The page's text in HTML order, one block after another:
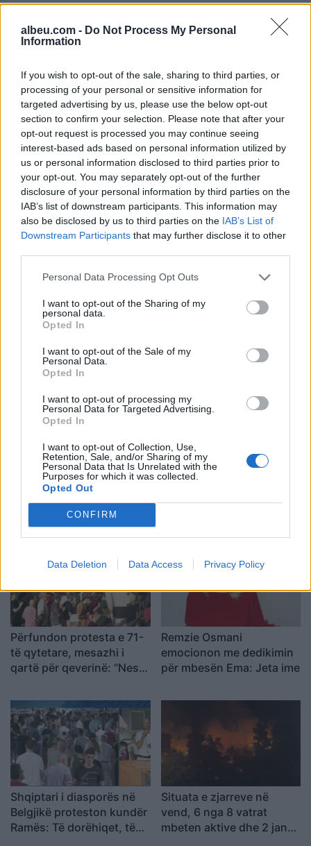
albeu.com - Do Not Process My Personal
Information
If you wish to opt-out of the sale, sharing to third parties, or
processing of your personal or sensitive information for
targeted advertising by us, please use the below opt-out
section to confirm your selection. Please note that after your
opt-out request is processed you may continue seeing
interest-based ads based on personal information utilized by
us or personal information disclosed to third parties prior to
your opt-out. You may separately opt-out of the further
disclosure of your personal information by third parties on the
IAB’s list of downstream participants. This information may
also be disclosed by us to third parties on the IAB’s List of
Downstream Participants that may further disclose it to other
Personal Data Processing Opt Outs
I want to opt-out of the Sharing of my
personal data.
Opted In
I want to opt-out of the Sale of my
Personal Data.
Opted In
I want to opt-out of processing my
Personal Data for Targeted Advertising.
Opted In
I want to opt-out of Collection, Use,
Retention, Sale, and/or Sharing of my
Personal Data that Is Unrelated with the
Purposes for which it was collected.
Opted Out
CONFIRM
Data Deletion Data Access Privacy Policy
Shtuarmë 14.05.2026 19:17
Tags:
meta ,
Rezoluta për integrimin e Shqipërisë
në BE
Këmbimi valutor/ Me sa
blihen e shiten dollari dhe
euro, çfarë ndodh me
monedhat e tjera
Horoskopi 10 Gusht
që favorizohen nga fati
Zelensky rikonfirmon në
Serbi qëndrimin për
Kosovën, deputeti
ukrainas: Gabim
diplomatik, Ukraina duhet
Vihet nën kontroll zjarri në
Përfundon protesta e 71-
të qytetare, mesazhi i
qartë për qeverinë: “Nesër
largimi i Ramës
Remzie Osmani
emocionon me dedikimin
për mbesën Ema: Jeta ime
Shqiptari i diasporës në
Belgjikë proteston kundër
Ramës: Të dorëhiqet, të
Situata e zjarreve në
vend, 6 nga 8 vatrat
mbeten aktive dhe 2 janë